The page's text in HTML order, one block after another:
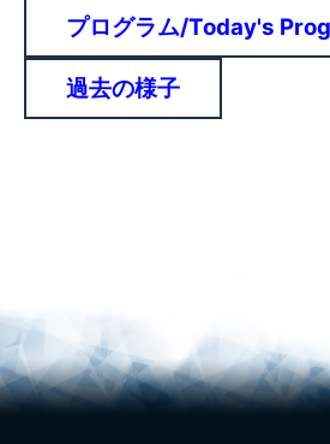
プログラム/Today's
過去の様子